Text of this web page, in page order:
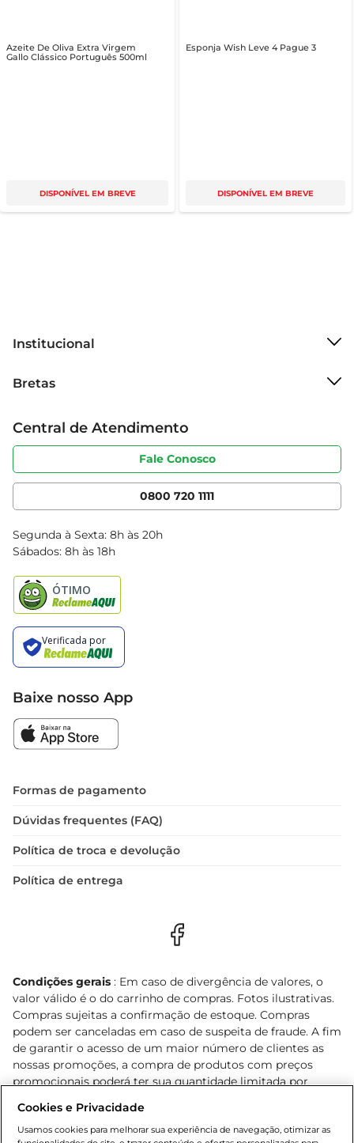
Azeite De Oliva Extra Virgem
Gallo Clássico Português 500ml
DISPONÍVEL EM BREVE
Esponja Wish Leve 4 Pague 3
DISPONÍVEL EM BREVE
Institucional
Grupo Cencosud
Sobre privacidade
Portal do fornecedor
Cencosud Media
Bretas
Produtos Bretas
Código de ética
Serviços
Clube Bretas
Blog Bretas
Black Friday
Central de Atendimento
Fale Conosco
0800 720 1111
Segunda à Sexta: 8h às 20h
Sábados: 8h às 18h
Baixe nosso App
Formas de pagamento
Dúvidas frequentes (FAQ)
Política de troca e devolução
Política de entrega
Condições gerais : Em caso de divergência de valores, o
valor válido é o do carrinho de compras. Fotos ilustrativas.
Compras sujeitas a confirmação de estoque. Compras
podem ser canceladas em caso de suspeita de fraude. A fim
de garantir o acesso de um maior número de clientes as
nossas promoções, a compra de produtos com preços
promocionais poderá ter sua quantidade limitada por
o e-commerce e válidos durante o dia de hoje, podendo
sofrer alterações sem prévia notificação. Proibida a venda
Cookies e Privacidade
Usamos cookies para melhorar sua experiência de navegação, otimizar as